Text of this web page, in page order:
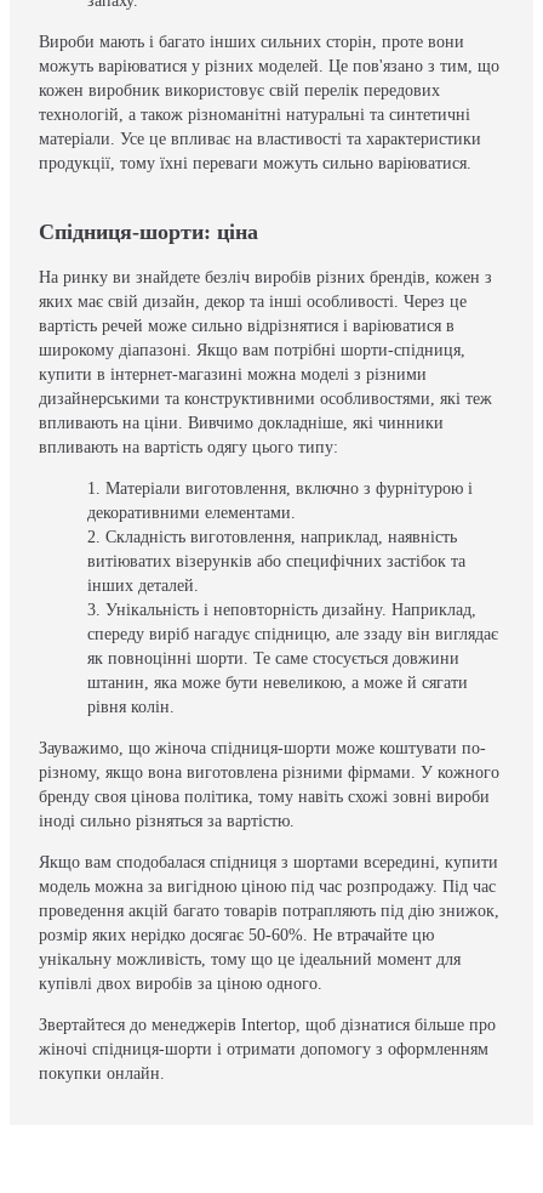
Вироби мають і багато інших сильних сторін, проте вони
можуть варіюватися у різних моделей. Це пов'язано з тим, що
кожен виробник використовує свій перелік передових
технологій, а також різноманітні натуральні та синтетичні
матеріали. Усе це впливає на властивості та характеристики
продукції, тому їхні переваги можуть сильно варіюватися.
Спідниця-шорти: ціна
На ринку ви знайдете безліч виробів різних брендів, кожен з
яких має свій дизайн, декор та інші особливості. Через це
вартість речей може сильно відрізнятися і варіюватися в
широкому діапазоні. Якщо вам потрібні шорти-спідниця,
купити в інтернет-магазині можна моделі з різними
дизайнерськими та конструктивними особливостями, які теж
впливають на ціни. Вивчимо докладніше, які чинники
впливають на вартість одягу цього типу:
Матеріали виготовлення, включно з фурнітурою і
декоративними елементами.
Складність виготовлення, наприклад, наявність
витіюватих візерунків або специфічних застібок та
інших деталей.
Унікальність і неповторність дизайну. Наприклад,
спереду виріб нагадує спідницю, але ззаду він виглядає
як повноцінні шорти. Те саме стосується довжини
штанин, яка може бути невеликою, а може й сягати
рівня колін.
Зауважимо, що жіноча спідниця-шорти може коштувати по-
різному, якщо вона виготовлена різними фірмами. У кожного
бренду своя цінова політика, тому навіть схожі зовні вироби
іноді сильно різняться за вартістю.
Якщо вам сподобалася спідниця з шортами всередині, купити
модель можна за вигідною ціною під час розпродажу. Під час
проведення акцій багато товарів потрапляють під дію знижок,
розмір яких нерідко досягає 50-60%. Не втрачайте цю
унікальну можливість, тому що це ідеальний момент для
купівлі двох виробів за ціною одного.
Звертайтеся до менеджерів Intertop, щоб дізнатися більше про
жіночі спідниця-шорти і отримати допомогу з оформленням
покупки онлайн.